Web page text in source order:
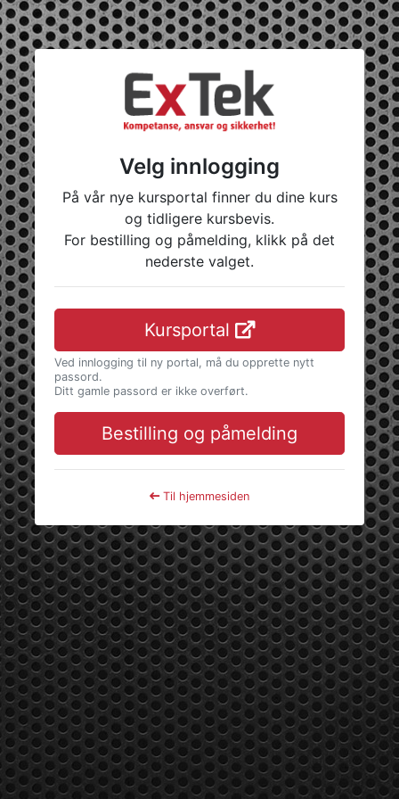
Velg innlogging
På vår nye kursportal finner du dine kurs
og tidligere kursbevis.
For bestilling og påmelding, klikk på det
nederste valget.
Kursportal
Ved innlogging til ny portal, må du opprette nytt
passord.
Ditt gamle passord er ikke overført.
Bestilling og påmelding
Til hjemmesiden